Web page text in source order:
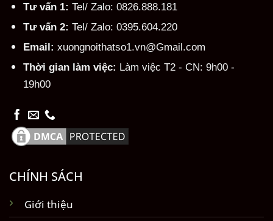
Tư vấn 1: Tel/ Zalo: 0826.888.181
Tư vấn 2: Tel/ Zalo: 0395.604.220
Email: xuongnoithatso1.vn@Gmail.com
Thời gian làm việc: Làm việc T2 - CN: 9h00 -
19h00
CHÍNH SÁCH
Giới thiệu